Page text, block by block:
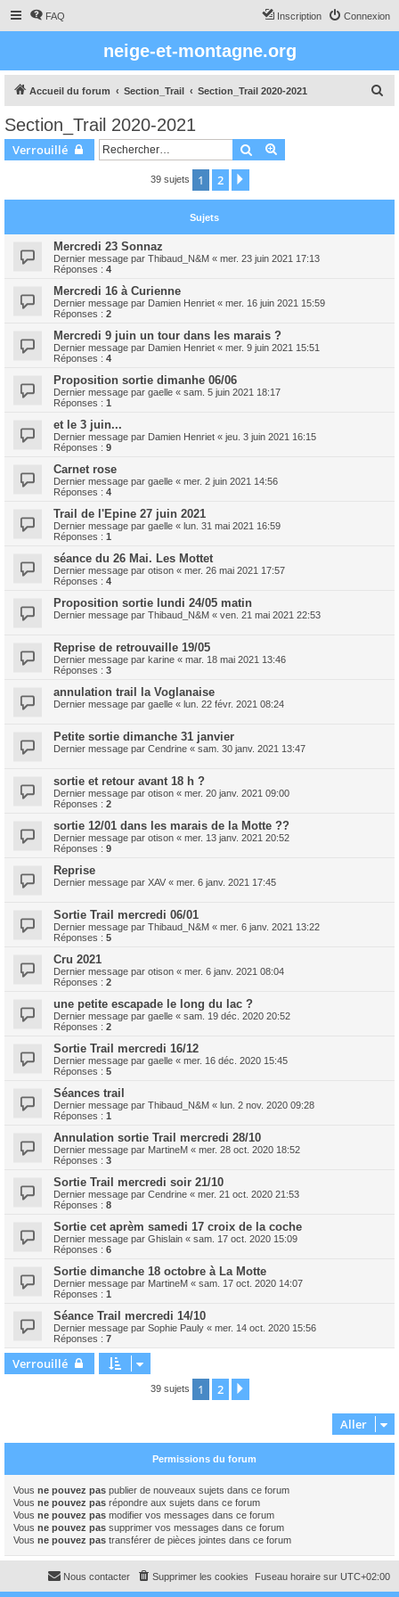
FAQ Connexion
Inscription
neige-et-montagne.org
Accueil du forum Section_Trail Section_Trail 2020-2021
Section_Trail 2020-2021
Verrouillé Rechercher
39 sujets 1 2
Sujets
Mercredi 23 Sonnaz
Dernier message par Thibaud_N&M « mer. 23 juin 2021 17:13
Réponses : 4
Mercredi 16 à Curienne
Dernier message par Damien Henriet « mer. 16 juin 2021 15:59
Réponses : 2
Mercredi 9 juin un tour dans les marais ?
Dernier message par Damien Henriet « mer. 9 juin 2021 15:51
Réponses : 4
Proposition sortie dimanhe 06/06
Dernier message par gaelle « sam. 5 juin 2021 18:17
Réponses : 1
et le 3 juin...
Dernier message par Damien Henriet « jeu. 3 juin 2021 16:15
Réponses : 9
Carnet rose
Dernier message par gaelle « mer. 2 juin 2021 14:56
Réponses : 4
Trail de l'Epine 27 juin 2021
Dernier message par gaelle « lun. 31 mai 2021 16:59
Réponses : 1
séance du 26 Mai. Les Mottet
Dernier message par otison « mer. 26 mai 2021 17:57
Réponses : 4
Proposition sortie lundi 24/05 matin
Dernier message par Thibaud_N&M « ven. 21 mai 2021 22:53
Reprise de retrouvaille 19/05
Dernier message par karine « mar. 18 mai 2021 13:46
Réponses : 3
annulation trail la Voglanaise
Dernier message par gaelle « lun. 22 févr. 2021 08:24
Petite sortie dimanche 31 janvier
Dernier message par Cendrine « sam. 30 janv. 2021 13:47
sortie et retour avant 18 h ?
Dernier message par otison « mer. 20 janv. 2021 09:00
Réponses : 2
sortie 12/01 dans les marais de la Motte ??
Dernier message par otison « mer. 13 janv. 2021 20:52
Réponses : 9
Reprise
Dernier message par XAV « mer. 6 janv. 2021 17:45
Sortie Trail mercredi 06/01
Dernier message par Thibaud_N&M « mer. 6 janv. 2021 13:22
Réponses : 5
Cru 2021
Dernier message par otison « mer. 6 janv. 2021 08:04
Réponses : 2
une petite escapade le long du lac ?
Dernier message par gaelle « sam. 19 déc. 2020 20:52
Réponses : 2
Sortie Trail mercredi 16/12
Dernier message par gaelle « mer. 16 déc. 2020 15:45
Réponses : 5
Séances trail
Dernier message par Thibaud_N&M « lun. 2 nov. 2020 09:28
Réponses : 1
Annulation sortie Trail mercredi 28/10
Dernier message par MartineM « mer. 28 oct. 2020 18:52
Réponses : 3
Sortie Trail mercredi soir 21/10
Dernier message par Cendrine « mer. 21 oct. 2020 21:53
Réponses : 8
Sortie cet aprèm samedi 17 croix de la coche
Dernier message par Ghislain « sam. 17 oct. 2020 15:09
Réponses : 6
Sortie dimanche 18 octobre à La Motte
Dernier message par MartineM « sam. 17 oct. 2020 14:07
Réponses : 1
Séance Trail mercredi 14/10
Dernier message par Sophie Pauly « mer. 14 oct. 2020 15:56
Réponses : 7
Verrouillé
39 sujets 1 2
Aller
Permissions du forum
Vous ne pouvez pas publier de nouveaux sujets dans ce forum
Vous ne pouvez pas répondre aux sujets dans ce forum
Vous ne pouvez pas modifier vos messages dans ce forum
Vous ne pouvez pas supprimer vos messages dans ce forum
Vous ne pouvez pas transférer de pièces jointes dans ce forum
Fuseau horaire sur UTC+02:00
Supprimer les cookies
Nous contacter